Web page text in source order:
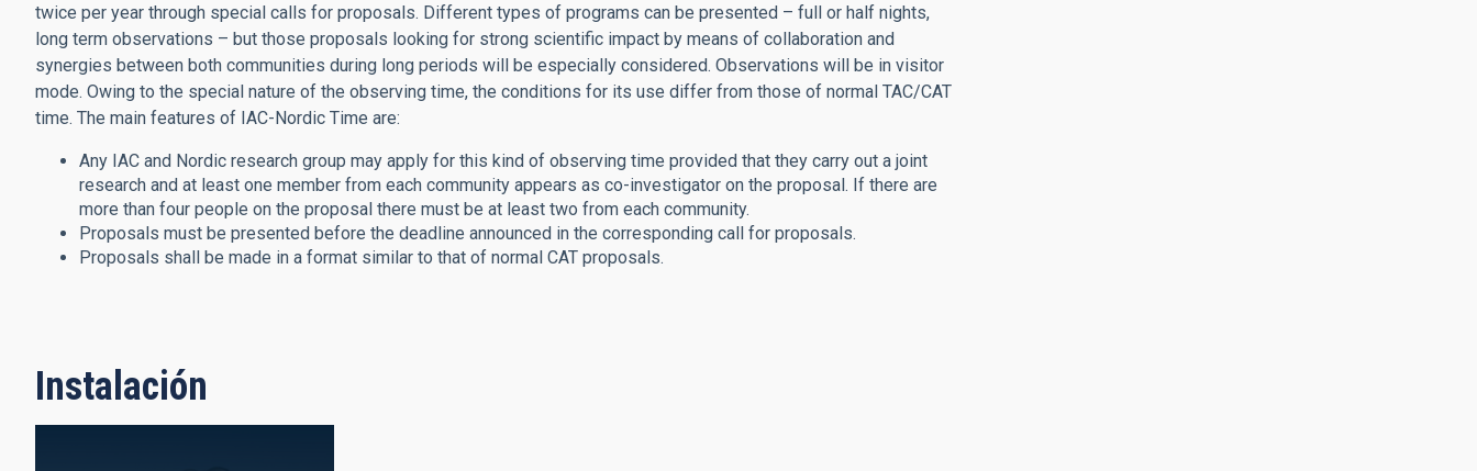
twice per year through special calls for proposals. Different types of programs can be presented – full or half nights,
long term observations – but those proposals looking for strong scientific impact by means of collaboration and
synergies between both communities during long periods will be especially considered. Observations will be in visitor
mode. Owing to the special nature of the observing time, the conditions for its use differ from those of normal TAC/CAT
time. The main features of IAC-Nordic Time are:
Any IAC and Nordic research group may apply for this kind of observing time provided that they carry out a joint
research and at least one member from each community appears as co-investigator on the proposal. If there are
more than four people on the proposal there must be at least two from each community.
Proposals must be presented before the deadline announced in the corresponding call for proposals.
Proposals shall be made in a format similar to that of normal CAT proposals.
Instalación